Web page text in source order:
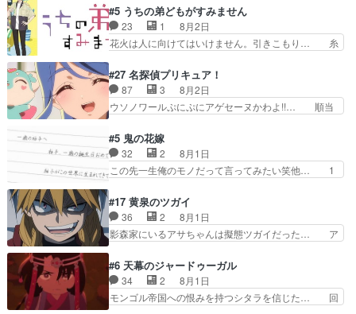
んと練習したい〟と言… 本当この作品は「キャ
ラ」を活かすのがうま… みずかちゃんの介入で双
子の仲にヒビが………
を振り切ってみんなに謝ったララの思い… 仕事に
馴染めない辺り観ていて苦しいところ… ララちゃ
んの事情はもう少し皆に話して良い… ララと茉里
とで初のアルバイト。七転八倒し… 労働するプリ
てケーキ食べて、帰りにカメ… ララが働く事での
てんやわんや。働いて大変… 地道に働き人と関わ
る日々の中に愛を見いだ…
#5 うちの弟どもがすみません
23 1
8月2日
花火は人に向けてはいけません。引きこもり… 糸
お名前を見たんだけどあの中村大樹さん… 糸ちゃ
んカッケー、色んな意味でwゲームが… 姉から性
的興奮覚えてないよね？なんて言わ… テーマ：引
きこもりの理由感想は、久しぶり… 元ゲーマーな
んの距離感おかしいね(*´… 糸と源ははよ好きお
うとると言わんかい！引… ショウくんと対等に話
すためにゲームをする…
#27 名探偵プリキュア！
87 3
8月2日
ウソノワールぷにぷにアゲセーヌかわよ!!… 順当
取り戻し正式に探偵事務所で働き始め… ポワロ、
元ネタを解説して原作に誘導するの… くれあさん
の探偵としての初事件にしてちょ… ・急にクイズ
番組が始まったw・妖精ウソノ… るるかの助手だ
の！？クレアさん探偵すぎ… 突然のポアロクイズ
は草なんよ。んで、あん… 今回からついにくれあ
が探偵事務所の仲間に…
#5 鬼の花嫁
32 2
8月1日
この先一生俺のモノだって言ってみたい笑他… 1
さん柚子に18年分の誕生日プレゼント… 柚子は
鬼龍院家から初めて学校に通う事にな… プレゼン
ト攻撃ヤバすぎるwwwヴァイオレ… 玲夜さまサ
プライズの、これまでの柚子ちゃ… 玲夜から柚子
んへ…もう中学生な… 梅原の人が18歳になるま
での誕生プレゼン… なよなよした男（cv石田彰）
梅ちゃんがた…
#17 黄泉のツガイ
36 2
8月1日
影森家にいるアサちゃんは擬態ツガイだった… ア
にアサはいなかった逆にガブちゃんはい… 影森の
当主が際限なくツガイを増やせるのに… 今回はも
うガブちゃんさんの悲鳴にも似た怒… ユルと戦っ
た時から伏線が張られていたのが… しかしアサ
#6 天幕のジャードゥーガル
34 2
8月1日
モンゴル帝国への恨みを持つシタラを信じた… 回